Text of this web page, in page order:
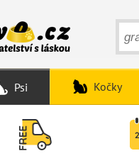
Psi Kočky